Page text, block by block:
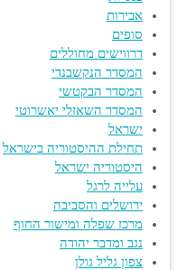
אבירות
סופים
דרווישים מחוללים
המסדר הנקשבנדי
המסדר הבקטשי
המסדר השאזלי יאשרוטי
ישראל
תחילת ההיסטוריה בישראל
היסטוריה ישראל
עלייה לרגל
ירושלים והסביבה
מרכז שפלה ומישור החוף
נגב ומדבר יהודה
צפון גליל גולן